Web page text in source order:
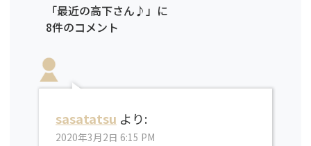
「最近の高下さん♪」に
8件のコメント
sasatatsu より:
2020年3月2日 6:15 PM